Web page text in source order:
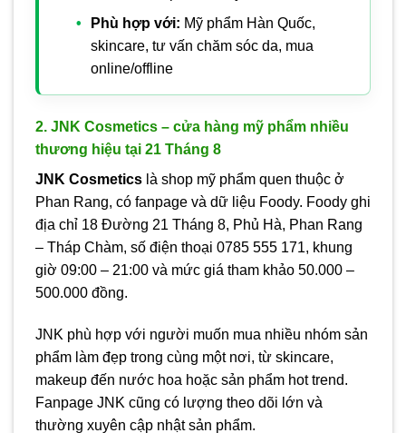
Phù hợp với: Mỹ phẩm Hàn Quốc,
skincare, tư vấn chăm sóc da, mua
online/offline
2. JNK Cosmetics – cửa hàng mỹ phẩm nhiều
thương hiệu tại 21 Tháng 8
JNK Cosmetics là shop mỹ phẩm quen thuộc ở
Phan Rang, có fanpage và dữ liệu Foody. Foody ghi
địa chỉ 18 Đường 21 Tháng 8, Phủ Hà, Phan Rang
– Tháp Chàm, số điện thoại 0785 555 171, khung
giờ 09:00 – 21:00 và mức giá tham khảo 50.000 –
500.000 đồng.
JNK phù hợp với người muốn mua nhiều nhóm sản
phẩm làm đẹp trong cùng một nơi, từ skincare,
makeup đến nước hoa hoặc sản phẩm hot trend.
Fanpage JNK cũng có lượng theo dõi lớn và
thường xuyên cập nhật sản phẩm.